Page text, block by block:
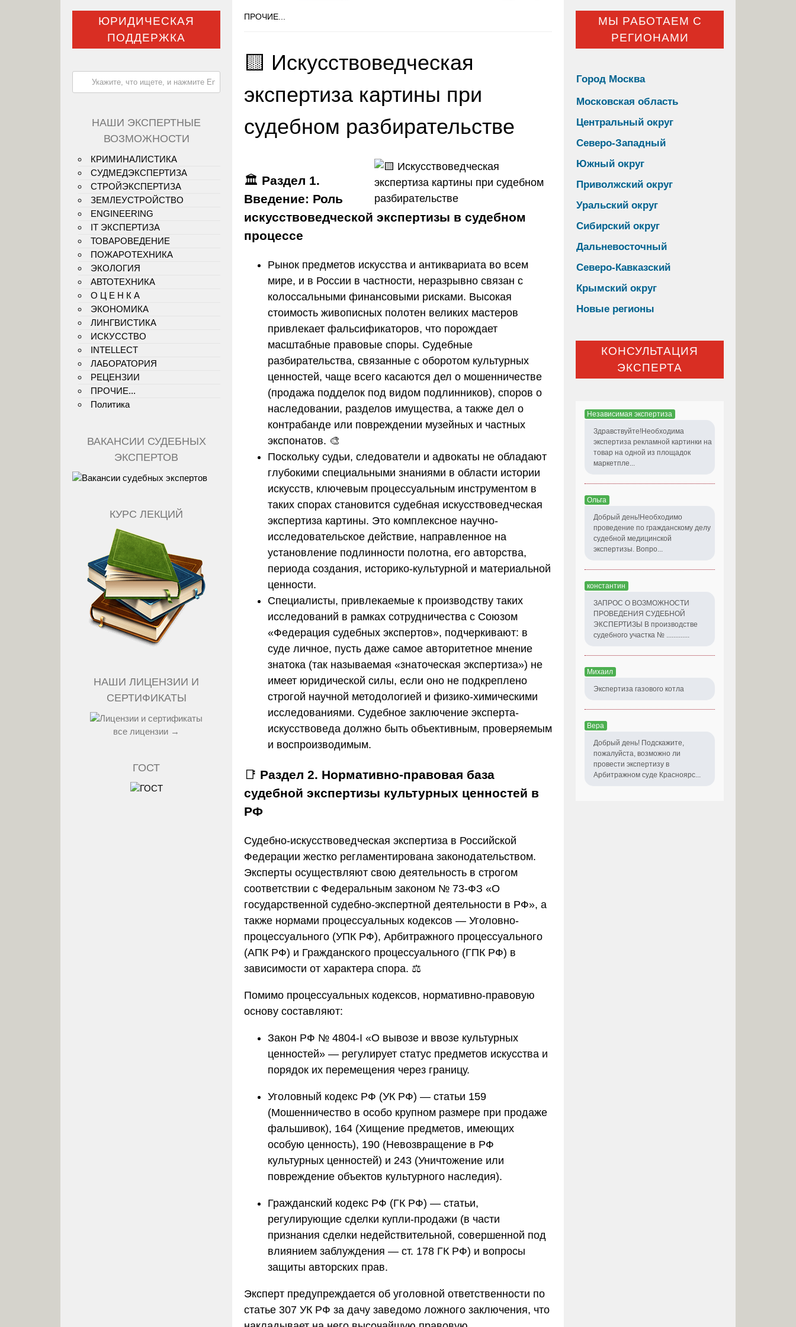
ПРОЧИЕ...
🟨 Искусствоведческая
экспертиза картины при
судебном разбирательстве
🏛️ Раздел 1.
Введение: Роль
искусствоведческой экспертизы в судебном
процессе
Рынок предметов искусства и антиквариата во всем
мире, и в России в частности, неразрывно связан с
колоссальными финансовыми рисками. Высокая
стоимость живописных полотен великих мастеров
привлекает фальсификаторов, что порождает
масштабные правовые споры. Судебные
разбирательства, связанные с оборотом культурных
ценностей, чаще всего касаются дел о мошенничестве
(продажа подделок под видом подлинников), споров о
наследовании, разделов имущества, а также дел о
контрабанде или повреждении музейных и частных
экспонатов. 🎨
Поскольку судьи, следователи и адвокаты не обладают
глубокими специальными знаниями в области истории
искусств, ключевым процессуальным инструментом в
таких спорах становится судебная искусствоведческая
экспертиза картины. Это комплексное научно-
исследовательское действие, направленное на
установление подлинности полотна, его авторства,
периода создания, историко-культурной и материальной
ценности.
Специалисты, привлекаемые к производству таких
исследований в рамках сотрудничества с Союзом
«Федерация судебных экспертов», подчеркивают: в
суде личное, пусть даже самое авторитетное мнение
знатока (так называемая «знаточеская экспертиза») не
имеет юридической силы, если оно не подкреплено
строгой научной методологией и физико-химическими
исследованиями. Судебное заключение эксперта-
искусствоведа должно быть объективным, проверяемым
и воспроизводимым.
📑 Раздел 2. Нормативно-правовая база
судебной экспертизы культурных ценностей в
РФ
Судебно-искусствоведческая экспертиза в Российской
Федерации жестко регламентирована законодательством.
Эксперты осуществляют свою деятельность в строгом
соответствии с Федеральным законом № 73-ФЗ «О
государственной судебно-экспертной деятельности в РФ», а
также нормами процессуальных кодексов — Уголовно-
процессуального (УПК РФ), Арбитражного процессуального
(АПК РФ) и Гражданского процессуального (ГПК РФ) в
зависимости от характера спора. ⚖️
Помимо процессуальных кодексов, нормативно-правовую
основу составляют:
Закон РФ № 4804-I «О вывозе и ввозе культурных
ценностей» — регулирует статус предметов искусства и
порядок их перемещения через границу.
Уголовный кодекс РФ (УК РФ) — статьи 159
(Мошенничество в особо крупном размере при продаже
фальшивок), 164 (Хищение предметов, имеющих
особую ценность), 190 (Невозвращение в РФ
культурных ценностей) и 243 (Уничтожение или
повреждение объектов культурного наследия).
Гражданский кодекс РФ (ГК РФ) — статьи,
регулирующие сделки купли-продажи (в части
признания сделки недействительной, совершенной под
влиянием заблуждения — ст. 178 ГК РФ) и вопросы
защиты авторских прав.
Эксперт предупреждается об уголовной ответственности по
статье 307 УК РФ за дачу заведомо ложного заключения, что
ЮРИДИЧЕСКАЯ
ПОДДЕРЖКА
НАШИ ЭКСПЕРТНЫЕ
ВОЗМОЖНОСТИ
КРИМИНАЛИСТИКА
СУДМЕДЭКСПЕРТИЗА
СТРОЙЭКСПЕРТИЗА
ЗЕМЛЕУСТРОЙСТВО
ENGINEERING
IT ЭКСПЕРТИЗА
ТОВАРОВЕДЕНИЕ
ПОЖАРОТЕХНИКА
ЭКОЛОГИЯ
АВТОТЕХНИКА
О Ц Е Н К А
ЭКОНОМИКА
ЛИНГВИСТИКА
ИСКУССТВО
INTELLECT
ЛАБОРАТОРИЯ
РЕЦЕНЗИИ
ПРОЧИЕ...
Политика
ВАКАНСИИ СУДЕБНЫХ
ЭКСПЕРТОВ
КУРС ЛЕКЦИЙ
НАШИ ЛИЦЕНЗИИ И
СЕРТИФИКАТЫ
все лицензии →
ГОСТ
МЫ РАБОТАЕМ С
РЕГИОНАМИ
Город Москва
Московская область
Центральный округ
Северо-Западный
Южный округ
Приволжский округ
Уральский округ
Сибирский округ
Дальневосточный
Северо-Кавказский
Крымский округ
Новые регионы
КОНСУЛЬТАЦИЯ
ЭКСПЕРТА
Независимая экспертиза
Здравствуйте!Необходима
экспертиза рекламной картинки на
товар на одной из площадок
маркетпле...
Ольга
Добрый день!Необходимо
проведение по гражданскому делу
судебной медицинской
экспертизы. Вопро...
константин
ЗАПРОС О ВОЗМОЖНОСТИ
ПРОВЕДЕНИЯ СУДЕБНОЙ
ЭКСПЕРТИЗЫ В производстве
судебного участка № .............
Михаил
Экспертиза газового котла
Вера
Добрый день! Подскажите,
пожалуйста, возможно ли
провести экспертизу в
Арбитражном суде Красноярс...